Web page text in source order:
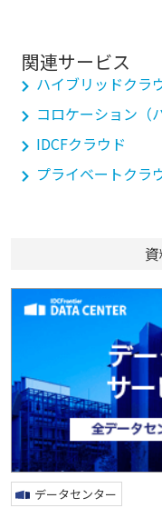
関連サービス
ハイブリッドクラ
コロケーション（
IDCFクラウド
プライベートクラ
データセンター